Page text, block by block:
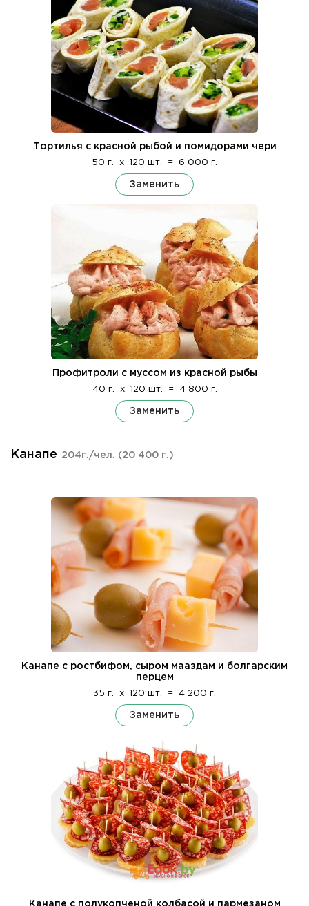
Тортилья с красной рыбой и помидорами чери
50 г. x 120 шт. = 6 000 г.
Заменить
Профитроли с муссом из красной рыбы
40 г. x 120 шт. = 4 800 г.
Заменить
Канапе 204г./чел. (20 400 г.)
Канапе с ростбифом, сыром мааздам и болгарским
перцем
35 г. x 120 шт. = 4 200 г.
Заменить
Канапе с полукопченой колбасой и пармезаном